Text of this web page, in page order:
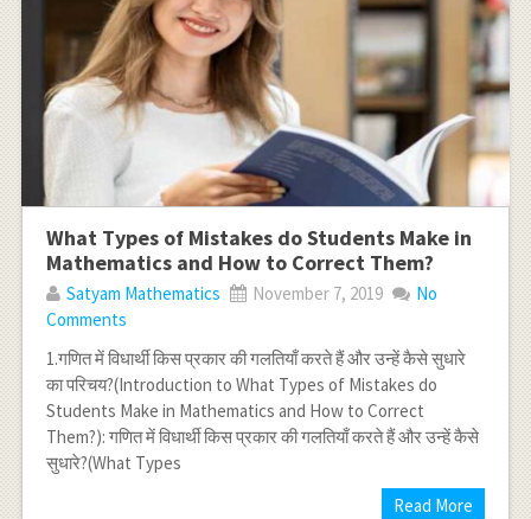
What Types of Mistakes do Students Make in
Mathematics and How to Correct Them?
Satyam Mathematics November 7, 2019
No
Comments
1.गणित में विधार्थी किस प्रकार की गलतियाँ करते हैं और उन्हें कैसे सुधारे
का परिचय?(Introduction to What Types of Mistakes do
Students Make in Mathematics and How to Correct
Them?): गणित में विधार्थी किस प्रकार की गलतियाँ करते हैं और उन्हें कैसे
सुधारे?(What Types
Read More